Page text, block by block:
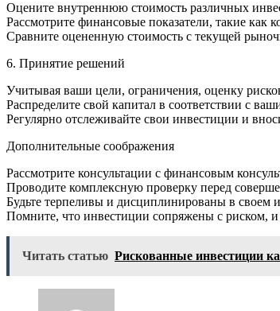
Оцените внутреннюю стоимость различных
Рассмотрите финансовые показатели, такие
Сравните оцененную стоимость с текущей
6. Принятие решений
Учитывая ваши цели, ограничения, оценку
Распределите свой капитал в соответствии с
Регулярно отслеживайте свои инвестиции и
Дополнительные соображения
Рассмотрите консультации с финансовым
Проводите комплексную проверку перед
Будьте терпеливы и дисциплинированы в своем
Помните, что инвестиции сопряжены с риском, и
Читать статью Рискованные инвестиции